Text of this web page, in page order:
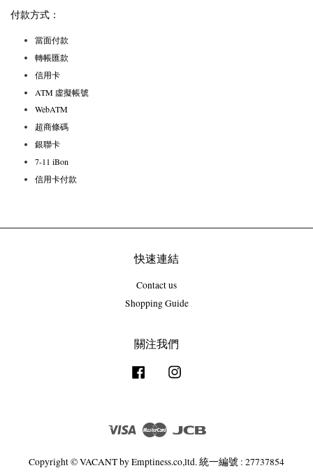
付款方式：
當面付款
轉帳匯款
信用卡
ATM 虛擬帳號
WebATM
超商條碼
銀聯卡
7-11 iBon
信用卡付款
快速連結
Contact us
Shopping Guide
關注我們
Facebook
Visa Master
Copyright © VACANT by Emptiness.co,ltd. 統一編號 : 27737854